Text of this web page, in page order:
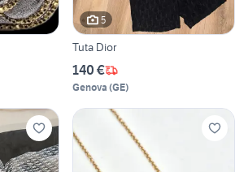
5
Tuta Dior
140 €
Genova (GE)